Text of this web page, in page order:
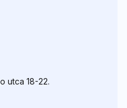
utca 18-22.